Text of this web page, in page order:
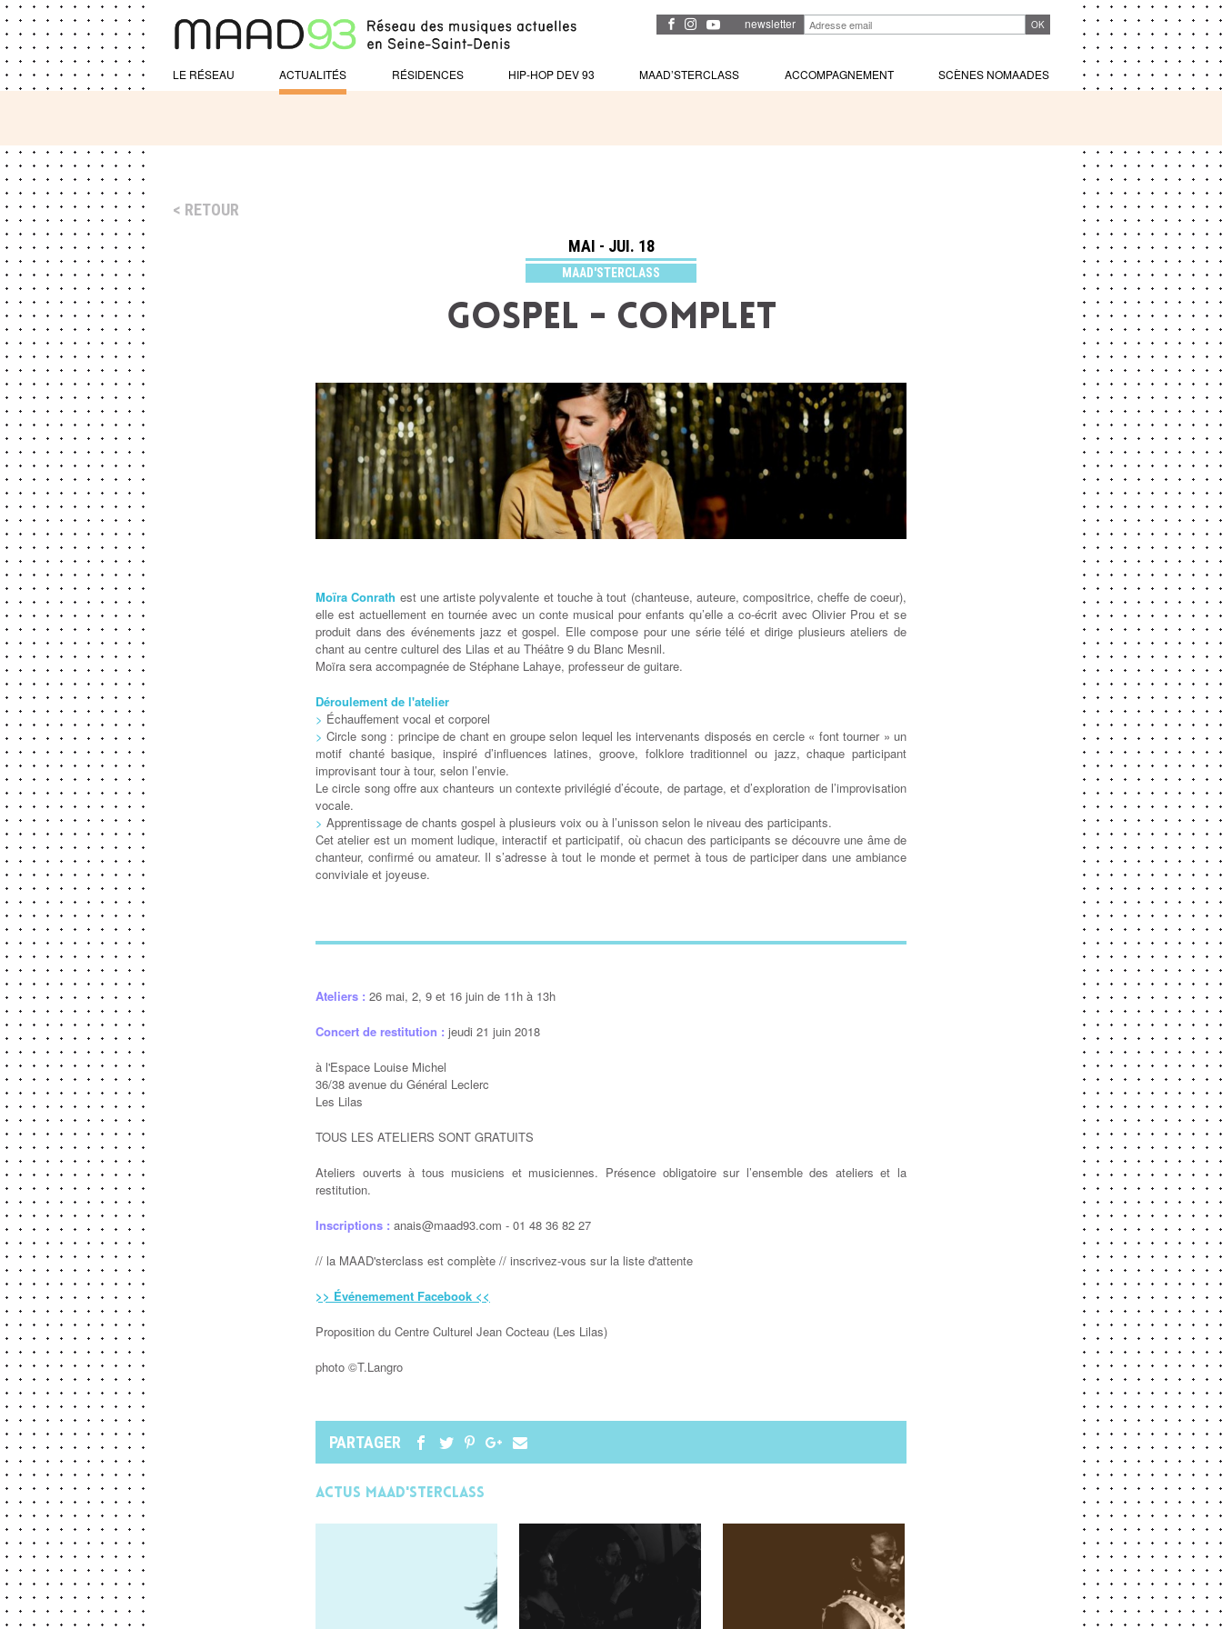
newsletter
LE RÉSEAU ACTUALITÉS RÉSIDENCES HIP-HOP DEV 93 MAAD’STERCLASS ACCOMPAGNEMENT SCÈNES NOMAADES
RETOUR
MAI - JUI. 18
MAAD'STERCLASS
gospel - complet
Moïra Conrath est une artiste polyvalente et touche à tout (chanteuse, auteure, compositrice, cheffe de coeur),
elle est actuellement en tournée avec un conte musical pour enfants qu’elle a co-écrit avec Olivier Prou et se
produit dans des événements jazz et gospel. Elle compose pour une série télé et dirige plusieurs ateliers de
chant au centre culturel des Lilas et au Théâtre 9 du Blanc Mesnil.
Moïra sera accompagnée de Stéphane Lahaye, professeur de guitare.
Déroulement de l'atelier
> Échauffement vocal et corporel
>Circle song : principe de chant en groupe selon lequel les intervenants disposés en cercle « font tourner » un
motif chanté basique, inspiré d’influences latines, groove, folklore traditionnel ou jazz, chaque participant
improvisant tour à tour, selon l’envie.
Le circle song offre aux chanteurs un contexte privilégié d’écoute, de partage, et d’exploration de l’improvisation
vocale.
> Apprentissage de chants gospel à plusieurs voix ou à l’unisson selon le niveau des participants.
Cet atelier est un moment ludique, interactif et participatif, où chacun des participants se découvre une âme de
chanteur, confirmé ou amateur. Il s’adresse à tout le monde et permet à tous de participer dans une ambiance
conviviale et joyeuse.
Ateliers : 26 mai, 2, 9 et 16 juin de 11h à 13h
Concert de restitution : jeudi 21 juin 2018
à l'Espace Louise Michel
36/38 avenue du Général Leclerc
Les Lilas
TOUS LES ATELIERS SONT GRATUITS
Ateliers ouverts à tous musiciens et musiciennes. Présence obligatoire sur l’ensemble des ateliers et la
restitution.
Inscriptions : anais@maad93.com - 01 48 36 82 27
// la MAAD'sterclass est complète // inscrivez-vous sur la liste d'attente
>> Événemement Facebook <<
Proposition du Centre Culturel Jean Cocteau (Les Lilas)
photo ©T.Langro
PARTAGER
Actus MAAD'STERCLASS